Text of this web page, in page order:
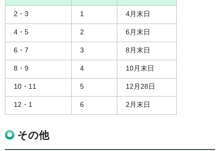
2・3 1 4月末日
4・5 2 6月末日
6・7 3 8月末日
8・9 4 10月末日
10・11 5 12月28日
12・1 6 2月末日
その他